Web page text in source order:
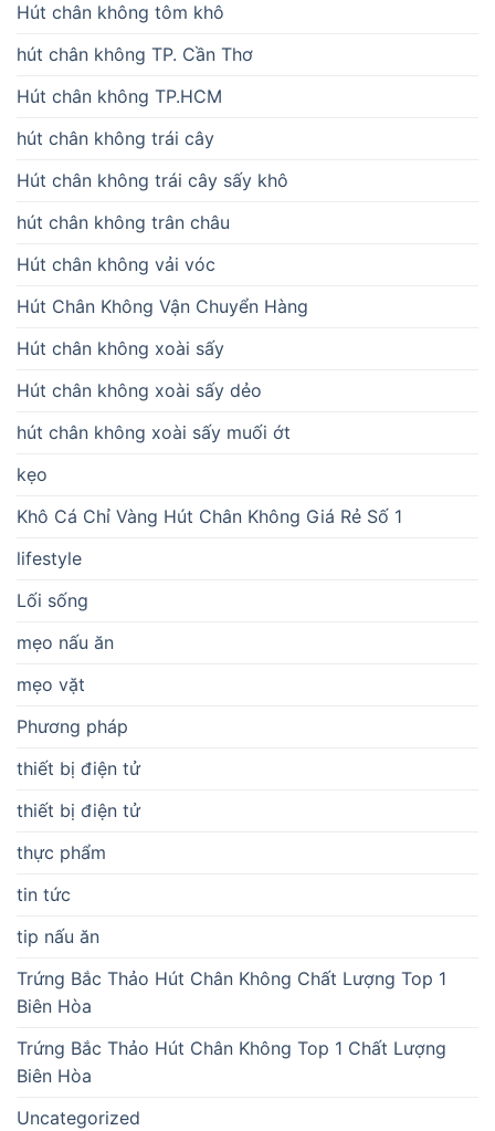
Hút chân không tôm khô
hút chân không TP. Cần Thơ
Hút chân không TP.HCM
hút chân không trái cây
Hút chân không trái cây sấy khô
hút chân không trân châu
Hút chân không vải vóc
Hút Chân Không Vận Chuyển Hàng
Hút chân không xoài sấy
Hút chân không xoài sấy dẻo
hút chân không xoài sấy muối ớt
kẹo
Khô Cá Chỉ Vàng Hút Chân Không Giá Rẻ Số 1
lifestyle
Lối sống
mẹo nấu ăn
mẹo vặt
Phương pháp
thiết bị điện tử
thiết bị điện tử
thực phẩm
tin tức
tip nấu ăn
Trứng Bắc Thảo Hút Chân Không Chất Lượng Top 1
Biên Hòa
Trứng Bắc Thảo Hút Chân Không Top 1 Chất Lượng
Biên Hòa
Uncategorized